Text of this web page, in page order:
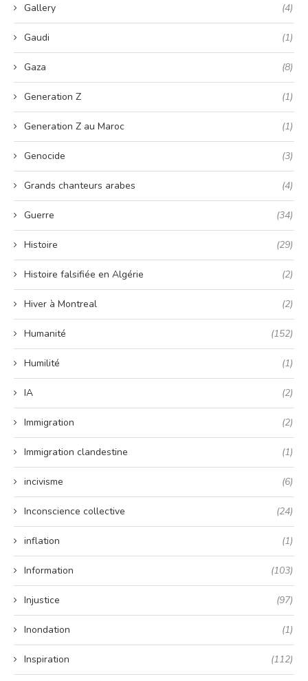
Gallery (4)
Gaudi (1)
Gaza (8)
Generation Z (1)
Generation Z au Maroc (1)
Genocide (3)
Grands chanteurs arabes (4)
Guerre (34)
Histoire (29)
Histoire falsifiée en Algérie (2)
Hiver à Montreal (2)
Humanité (152)
Humilité (1)
IA (2)
Immigration (2)
Immigration clandestine (1)
incivisme (6)
Inconscience collective (24)
inflation (1)
Information (103)
Injustice (97)
Inondation (1)
Inspiration (112)